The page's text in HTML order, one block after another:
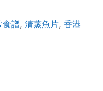
食譜,清蒸魚片,香港